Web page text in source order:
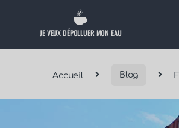
JE VEUX DÉPOLLUER MON EAU
Accueil Blog